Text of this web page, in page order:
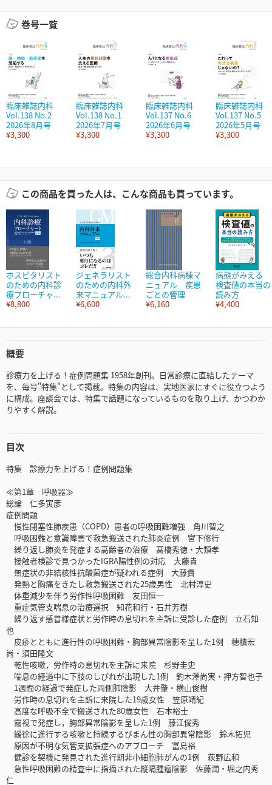
巻号一覧
臨床雑誌内科
Vol.138 No.2
2026年8月号
¥3,300
臨床雑誌内科
Vol.138 No.1
2026年7月号
¥3,300
臨床雑誌内科
Vol.137 No.6
2026年6月号
¥3,300
臨床雑誌内科
Vol.137 No.5
2026年5月号
¥3,300
この商品を買った人は、こんな商品も買っています。
ホスピタリスト
のための内科診
療フローチャ...
¥8,800
ジェネラリスト
のための内科外
来マニュアル...
¥6,600
総合内科病棟マ
ニュアル 疾患
ごとの管理
¥6,160
病態がみえる
検査値の本当の
読み方
¥4,400
概要
診療力を上げる！症例問題集 1958年創刊。日常診療に直結したテーマ
を、毎号"特集"として掲載。特集の内容は、実地医家にすぐに役立つよう
に構成。座談会では、特集で話題になっているものを取り上げ、かつわか
りやすく解説。
目次
特集 診療力を上げる！症例問題集
≪第1章 呼吸器≫
総論 仁多寅彦
症例問題
慢性閉塞性肺疾患（COPD）患者の呼吸困難増強 角川智之
呼吸困難と意識障害で救急搬送された肺炎症例 宮下修行
繰り返し肺炎を発症する高齢者の治療 髙橋秀徳・大類孝
接触者検診で見つかったIGRA陽性例の対応 大藤貴
無症状の非結核性抗酸菌症が疑われる症例 大藤貴
発熱と胸痛をきたし救急搬送された25歳男性 北村淳史
体重減少を伴う労作性呼吸困難 友田恒一
重症気管支喘息の治療選択 知花和行・石井芳樹
繰り返す感冒様症状と労作時の息切れを主訴に受診した症例 立石知
也
皮疹とともに進行性の呼吸困難・胸部異常陰影を呈した1例 穂積宏
尚・須田隆文
乾性咳嗽，労作時の息切れを主訴に来院 杉野圭史
喘息の経過中に下肢のしびれが出現した1例 釣木澤尚実・押方智也子
1週間の経過で発症した両側肺陰影 大井肇・横山俊樹
労作時の息切れを主訴に来院した19歳女性 笠原靖紀
高度な呼吸不全で搬送された80歳女性 石本裕士
霧視で発症し，胸部異常陰影を呈した1例 藤江俊秀
緩徐に進行する咳嗽と持続するびまん性の胸部異常陰影 鈴木拓児
原因が不明な気管支拡張症へのアプローチ 冨島裕
健診を契機に発見された進行期非小細胞肺がんの1例 荻野広和
急性呼吸困難の精査中に指摘された縦隔腫瘤陰影 佐藤潤・堀之内秀
仁